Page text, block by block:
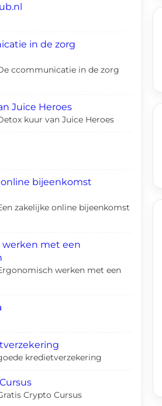
in de zorg
ccommunicatie in de zorg
Juice Heroes
kuur van Juice Heroes
bijeenkomst
zakelijke online bijeenkomst
werken met een
werken met een
kredietverzekering
Crypto Cursus